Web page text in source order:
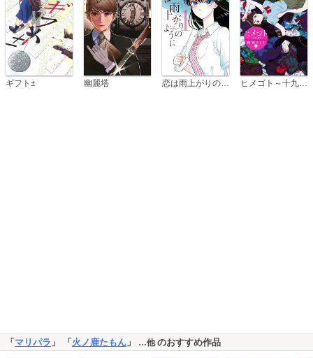
ギフト± 幽麗塔 恋は雨上がりのように ヒメゴト～十九歳の制服～
「 マリパラ 」 「 火ノ鹿たもん 」 …他のおすすめ作品